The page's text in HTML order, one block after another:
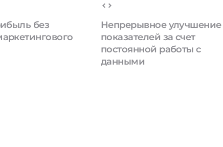
без
Непрерывное улучшение
показателей за счет
постоянной работы с
данными